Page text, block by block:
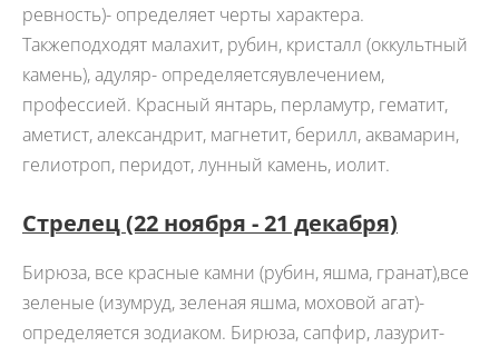
ревность)- определяет черты характера.
Такжеподходят малахит, рубин, кристалл (оккультный
камень), адуляр- определяетсяувлечением,
профессией. Красный янтарь, перламутр, гематит,
аметист, александрит, магнетит, берилл, аквамарин,
гелиотроп, перидот, лунный камень, иолит.
Стрелец(22 ноября - 21 декабря)
Бирюза, все красные камни (рубин, яшма, гранат),все
зеленые (изумруд, зеленая яшма, моховой агат)-
определяется зодиаком. Бирюза, сапфир, лазурит-